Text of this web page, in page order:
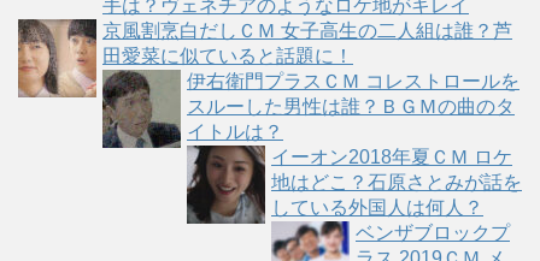
手は？ヴェネチアのようなロケ地がキレイ
京風割烹白だしＣＭ 女子高生の二人組は誰？芦
田愛菜に似ていると話題に！
伊右衛門プラスＣＭ コレストロールを
スルーした男性は誰？ＢＧＭの曲のタ
イトルは？
イーオン2018年夏ＣＭ ロケ
地はどこ？石原さとみが話を
している外国人は何人？
ベンザブロックプ